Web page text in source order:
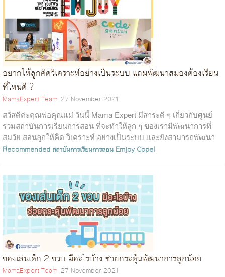
อยากให้ลูกคิดวิเคราะห์อย่างเป็นระบบ แถมพัฒนาสมองต้องเรียน
ที่ไหนดี ?
MamaExpert Team 27 November 2021
สวัสดีค่ะคุณพ่อคุณแม่ วันนี้ Mama Expert มีสาระดี ๆ เกี่ยวกับศูนย์
รวมสถาบันการเรียนการสอน ที่จะทำให้ลูก ๆ ของเรามีพัฒนาการที่
สมวัย สอนลูกให้คิด วิเคราะห์ อย่างเป็นระบบ เเละยังสามารถพัฒนา
ศักยภาพให้กล...
Recommended สถาบันการเรียนการสอน Emjoy Copel
ของเล่นเด็ก 2 ขวบ มีอะไรบ้าง ช่วยกระตุ้นพัฒนาการลูกน้อย
MamaExpert Team 27 November 2021